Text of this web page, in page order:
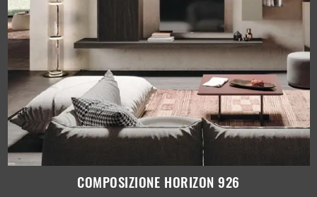
COMPOSIZIONE HORIZON 926